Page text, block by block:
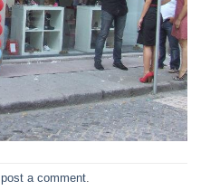
post a comment.